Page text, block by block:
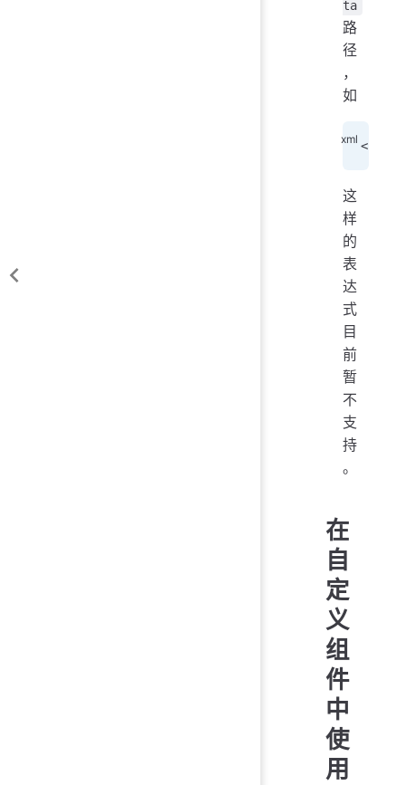
ta
路
径
，
如
<
这
样
的
表
达
式
目
前
暂
不
支
持
。
在
自
定
义
组
件
中
使
用